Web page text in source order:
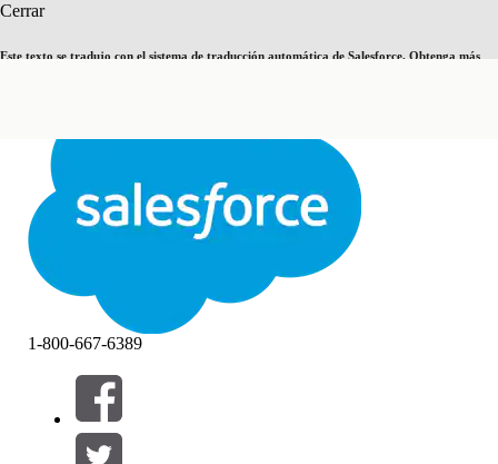
Cerrar
Este texto se tradujo con el sistema de traducción automática de Salesforce. Obtenga más
Cerrar Cerrar
Filtros (0)
SELECCIONAR FILTROS
1-800-667-6389